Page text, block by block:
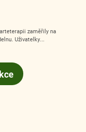
zaměřily na
Uživatelky...